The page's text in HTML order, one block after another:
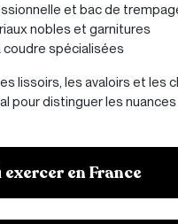
et bac de
nobles et garnitures
coudre spécialisées
lissoirs, les avaloirs et les
pour distinguer les
en France